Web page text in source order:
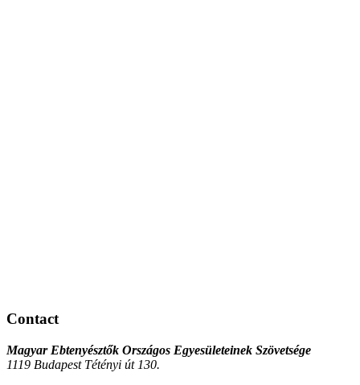
Contact
Magyar Ebtenyésztők Országos Egyesületeinek Szövetsége
1119 Budapest Tétényi út 130.